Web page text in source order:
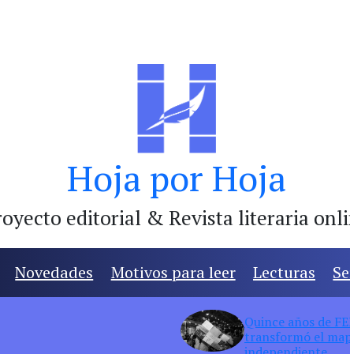
Hoja por Hoja
editorial & Revista literaria
Novedades Motivos para leer Lecturas
Quince años de
transformó el